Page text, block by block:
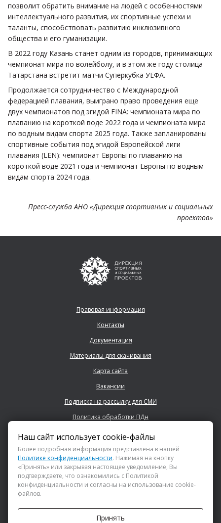
позволит обратить внимание на людей с особенностями
интеллектуального развития, их спортивные успехи и
таланты, способствовать развитию инклюзивного
общества и его гуманизации.
В 2022 году Казань станет одним из городов, принимающих
чемпионат мира по волейболу, и в этом же году столица
Татарстана встретит матчи Суперкубка УЕФА.
Продолжается сотрудничество с Международной
федерацией плавания, выиграно право проведения еще
двух чемпионатов под эгидой FINA: чемпионата мира по
плаванию на короткой воде 2022 года и чемпионата мира
по водным видам спорта 2025 года. Также запланированы
спортивные события под эгидой Европейской лиги
плавания (LEN): чемпионат Европы по плаванию на
короткой воде 2021 года и чемпионат Европы по водным
видам спорта 2024 года.
Пресс-служба АНО «Дирекция спортивных и социальных
проектов»
Правовая информация
Контакты
Документация
Материалы для скачивания
Карта сайта
Вакансии
Подписка на рассылку для СМИ
Политика обработки ПДн
+7 (843) 222 0700
info@dsspkazan.ru
Наш сайт использует cookie-файлы
Более подробная информация представлена в нашей
Политике конфиденциальности. Нажимая на кнопку
«Принять» или закрывая настоящее уведомление, Вы
подтверждаете, что ознакомились с Политикой
конфиденциальности и согласны на использование cookie-
файлов.
Принять